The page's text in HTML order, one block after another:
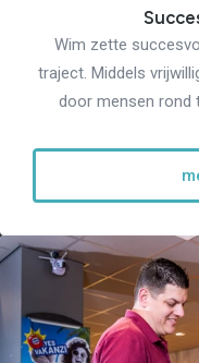
Wim zette
traject. Middels
door mensen rond